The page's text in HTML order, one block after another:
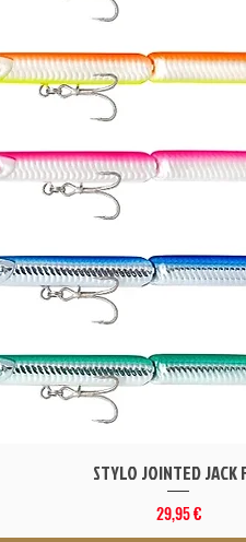
Vista rápida
STYLO JOINTED JACK
Precio
29,95 €